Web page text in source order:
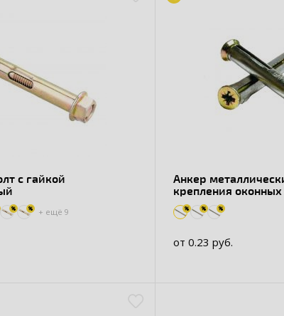
с гайкой
+ ещё 9
Анкер
крепления
блоков
от 0.23 руб.